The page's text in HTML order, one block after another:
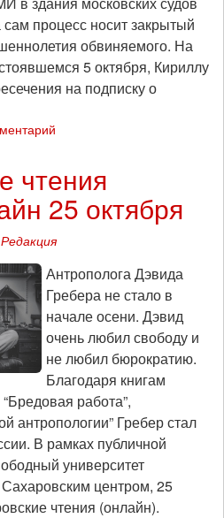
процесс носит закрытый
обвиняемого. На
5 октября, Кириллу
на подписку о
чтения
25 октября
Редакция
Антрополога Дэвида
Гребера не стало в
начале осени. Дэвид
очень любил свободу и
не любил бюрократию.
Благодаря книгам
“Бредовая работа”,
антропологии” Гребер стал
В рамках публичной
университет
Сахаровским центром, 25
чтения (онлайн).